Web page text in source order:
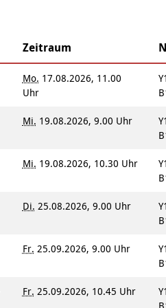
Zeitraum
Mo. 17.08.2026, 11.00
Uhr
Mi. 19.08.2026, 9.00 Uhr
Mi. 19.08.2026, 10.30 Uhr
Di. 25.08.2026, 9.00 Uhr
Fr. 25.09.2026, 9.00 Uhr
Fr. 25.09.2026, 10.45 Uhr